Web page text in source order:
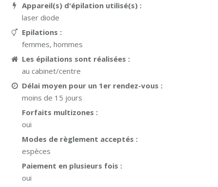
Appareil(s) d'épilation utilisé(s) :
laser diode
Epilations :
femmes, hommes
Les épilations sont réalisées :
au cabinet/centre
Délai moyen pour un 1er rendez-vous :
moins de 15 jours
Forfaits multizones :
oui
Modes de règlement acceptés :
espèces
Paiement en plusieurs fois :
oui